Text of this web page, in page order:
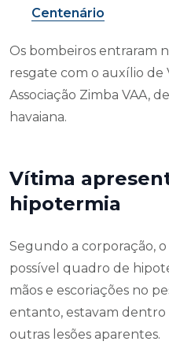
Centenário
Os bombeiros entraram
resgate com o auxílio de
Associação Zimba VAA,
havaiana.
Vítima
hipotermia
Segundo a corporação,
possível quadro de
mãos e escoriações no
entanto, estavam dentro
outras lesões aparentes.